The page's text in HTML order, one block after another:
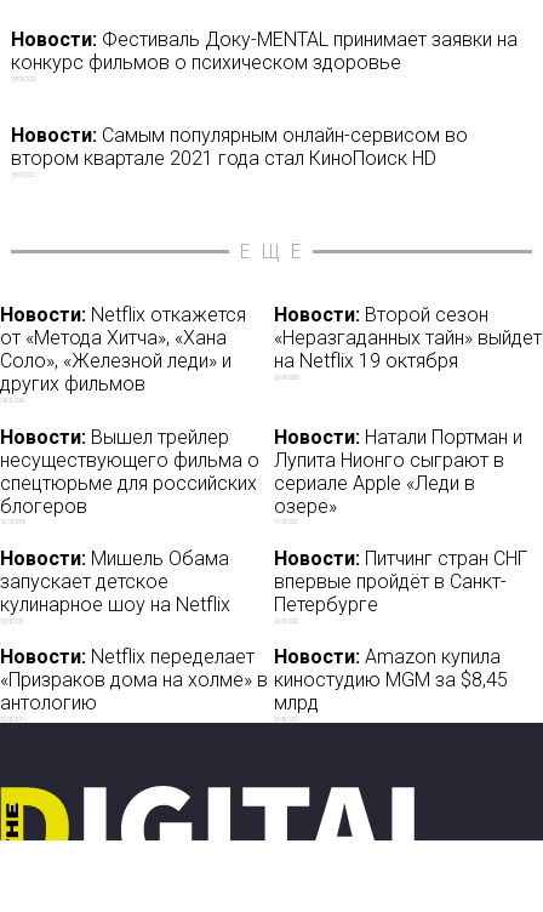
Новости:Фестиваль Доку-MENTAL принимает заявки на
конкурс фильмов о психическом здоровье
04/03/2020
Новости:Самым популярным онлайн-сервисом во
втором квартале 2021 года стал КиноПоиск HD
13/07/2021
ЕЩЁ
Новости: Netflix откажется
от «Метода Хитча», «Хана
Соло», «Железной леди» и
других фильмов
04/07/2020
Новости: Второй сезон
«Неразгаданных тайн» выйдет
на Netflix 19 октября
09/10/2020
Новости: Вышел трейлер
несуществующего фильма о
спецтюрьме для российских
блогеров
16/12/2018
Новости: Натали Портман и
Лупита Нионго сыграют в
сериале Apple «Леди в
озере»
11/03/2021
Новости: Мишель Обама
запускает детское
кулинарное шоу на Netflix
10/02/2021
Новости: Питчинг стран СНГ
впервые пройдёт в Санкт-
Петербурге
20/05/2022
Новости: Netflix переделает
«Призраков дома на холме» в
антологию
22/02/2019
Новости: Amazon купила
киностудию MGM за $8,45
млрд
26/05/2021